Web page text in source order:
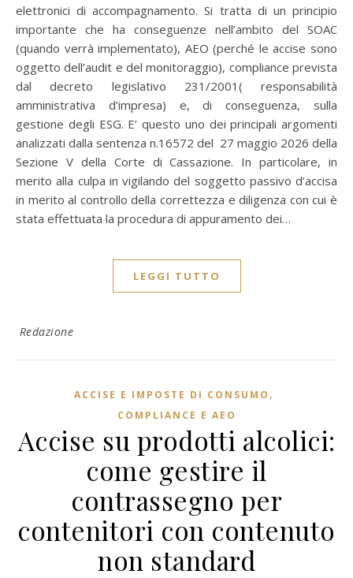
elettronici di accompagnamento. Si tratta di un principio
importante che ha conseguenze nell’ambito del SOAC
(quando verrà implementato), AEO (perché le accise sono
oggetto dell’audit e del monitoraggio), compliance prevista
dal decreto legislativo 231/2001( responsabilità
amministrativa d’impresa) e, di conseguenza, sulla
gestione degli ESG. E’ questo uno dei principali argomenti
analizzati dalla sentenza n.16572 del 27 maggio 2026 della
Sezione V della Corte di Cassazione. In particolare, in
merito alla culpa in vigilando del soggetto passivo d’accisa
in merito al controllo della correttezza e diligenza con cui è
stata effettuata la procedura di appuramento dei…
LEGGI TUTTO
Redazione
ACCISE E IMPOSTE DI CONSUMO ,
COMPLIANCE E AEO
Accise su prodotti alcolici:
come gestire il
contrassegno per
contenitori con contenuto
non standard